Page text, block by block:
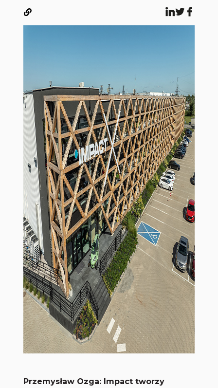
Przemysław Ozga: Impact tworzy